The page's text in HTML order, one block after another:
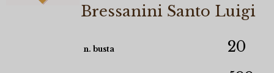
Bressanini Santo Luigi
n. busta 20